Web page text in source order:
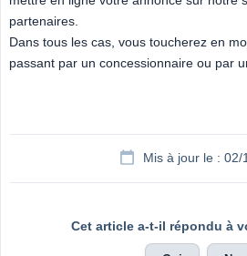
partenaires.
Dans tous les cas, vous toucherez en
passant par un concessionnaire ou par
Mis à jour le : 02/
Cet article a-t-il répondu à